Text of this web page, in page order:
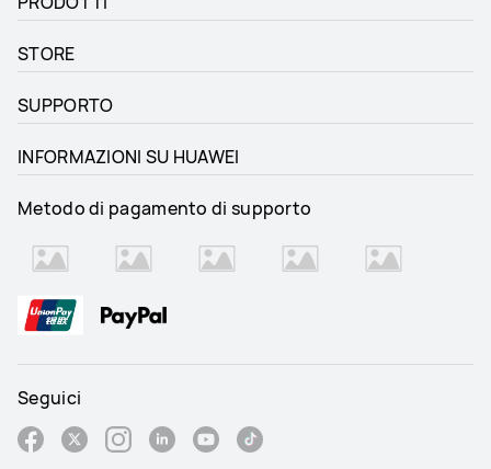
STORE
SUPPORTO
INFORMAZIONI SU HUAWEI
Metodo di pagamento di supporto
Seguici